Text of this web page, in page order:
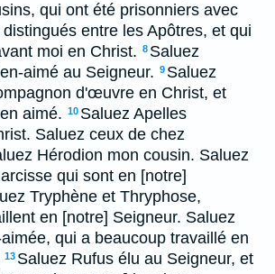
qui ont été prisonniers avec
entre les Apôtres, et qui
moi en Christ. 8 Saluez
aimé au Seigneur. 9 Saluez
d'œuvre en Christ, et
aimé. 10 Saluez Apelles
Saluez ceux de chez
Hérodion mon cousin. Saluez
qui sont en [notre]
Tryphène et Thryphose,
en [notre] Seigneur. Saluez
qui a beaucoup travaillé en
13 Saluez Rufus élu au Seigneur, et